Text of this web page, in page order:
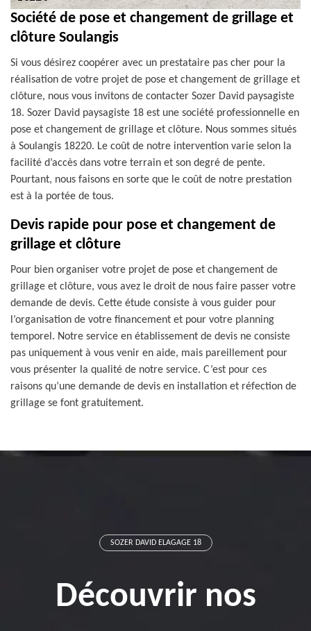
Société de pose et changement de grillage et
clôture Soulangis
Si vous désirez coopérer avec un prestataire pas cher pour la
réalisation de votre projet de pose et changement de grillage et
clôture, nous vous invitons de contacter Sozer David paysagiste
18. Sozer David paysagiste 18 est une société professionnelle en
pose et changement de grillage et clôture. Nous sommes situés
à Soulangis 18220. Le coût de notre intervention varie selon la
facilité d’accès dans votre terrain et son degré de pente.
Pourtant, nous faisons en sorte que le coût de notre prestation
est à la portée de tous.
Devis rapide pour pose et changement de
grillage et clôture
Pour bien organiser votre projet de pose et changement de
grillage et clôture, vous avez le droit de nous faire passer votre
demande de devis. Cette étude consiste à vous guider pour
l’organisation de votre financement et pour votre planning
temporel. Notre service en établissement de devis ne consiste
pas uniquement à vous venir en aide, mais pareillement pour
vous présenter la qualité de notre service. C’est pour ces
raisons qu’une demande de devis en installation et réfection de
grillage se font gratuitement.
SOZER DAVID ELAGAGE 18
Découvrir nos